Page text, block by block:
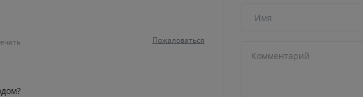
Пожаловаться